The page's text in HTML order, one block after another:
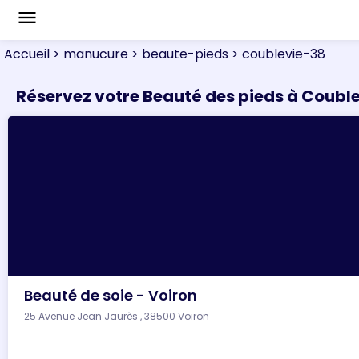
menu
Accueil > manucure > beaute-pieds > coublevie-38
Réservez votre Beauté des pieds à
Beauté de soie - Voiron
25 Avenue Jean Jaurès , 38500 Voiron